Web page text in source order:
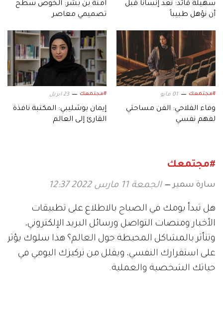
سهيلة قائد: نُعد إنساناً قبل
أن نؤهل طبيباً
آمنة بن بشر: الخوص سطح
تصميمي معاصر
#مجتمعك 01 مايو
وفاء الفلاحي: الفن مساحتي
لفهم نفسي
#مجتمعك 23 ابريل
إيمان بوشليبي: المكتبة نافذة
القارئ إلى العالم
#مجتمعك
سارة سمير الجمعة 11 مارس 2022 12:37
هل تبدأ يومك في الصباح بالاطلاع على تطبيقات
الأخبار ومنصات التواصل ورسائل البريد الإلكتروني،
وتتأثر بالمشاكل المحيطة حول العالم؟ هذا سلوك يؤثر
على استقرارك النفسي، ويقلل من تركيزك اليومي في
حياتك الشخصية والعملية.